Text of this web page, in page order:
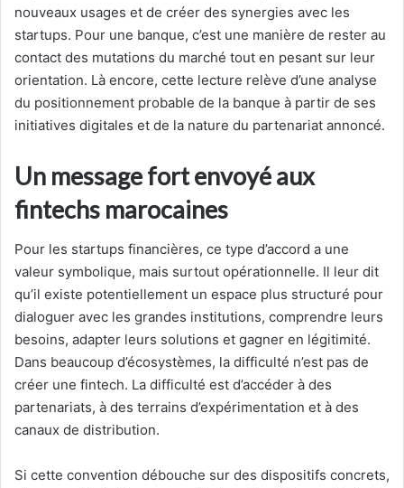
nouveaux usages et de créer des synergies avec les
startups. Pour une banque, c’est une manière de rester au
contact des mutations du marché tout en pesant sur leur
orientation. Là encore, cette lecture relève d’une analyse
du positionnement probable de la banque à partir de ses
initiatives digitales et de la nature du partenariat annoncé.
Un message fort envoyé aux
fintechs marocaines
Pour les startups financières, ce type d’accord a une
valeur symbolique, mais surtout opérationnelle. Il leur dit
qu’il existe potentiellement un espace plus structuré pour
dialoguer avec les grandes institutions, comprendre leurs
besoins, adapter leurs solutions et gagner en légitimité.
Dans beaucoup d’écosystèmes, la difficulté n’est pas de
créer une fintech. La difficulté est d’accéder à des
partenariats, à des terrains d’expérimentation et à des
canaux de distribution.
Si cette convention débouche sur des dispositifs concrets,